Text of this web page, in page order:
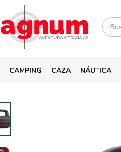
CAMPING CAZA NÁUTICA